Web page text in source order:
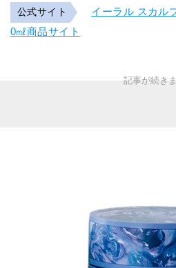
公式サイト
イーラル スカル
0㎖商品サイト